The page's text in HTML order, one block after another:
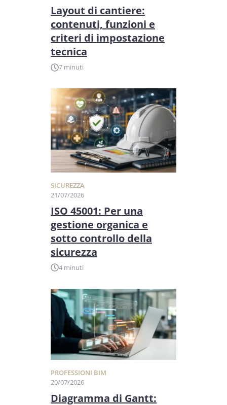
Layout di cantiere:
contenuti, funzioni e
criteri di impostazione
tecnica
7 minuti
SICUREZZA
21/07/2026
ISO 45001: Per una
gestione organica e
sotto controllo della
sicurezza
4 minuti
PROFESSIONI BIM
20/07/2026
Diagramma di Gantt: